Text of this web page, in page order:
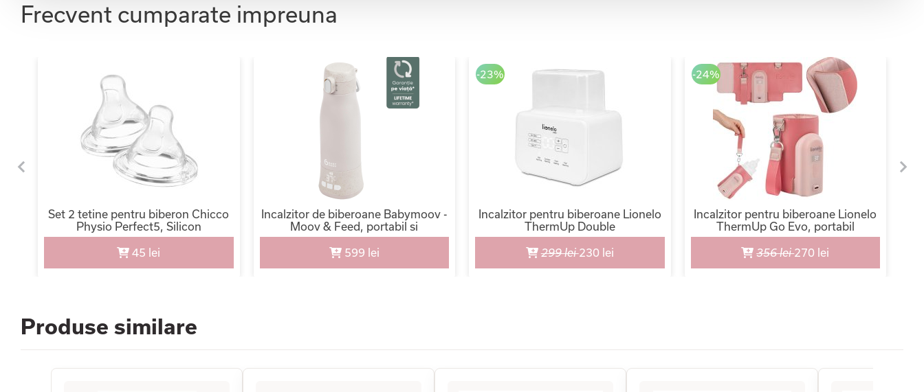
Frecvent cumparate impreuna
Set 2 tetine pentru biberon Chicco
Physio Perfect5, Silicon
45 lei
Incalzitor de biberoane Babymoov -
Moov & Feed, portabil si
reincarcabil
599 lei
Incalzitor pentru biberoane Lionelo
ThermUp Double
-23%
299 lei230 lei
Incalzitor pentru biberoane Lionelo
ThermUp Go Evo, portabil
-24%
356 lei270 lei
Produse similare